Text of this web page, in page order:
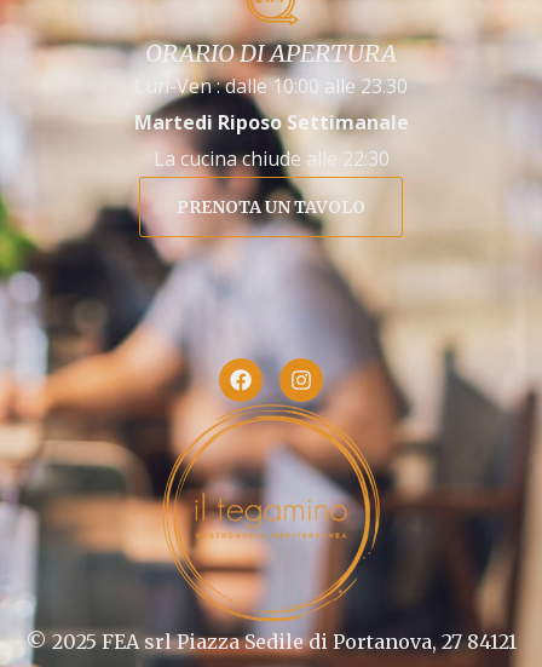
ORARIO DI APERTURA
Lun-Ven : dalle 10:00 alle 23.30
Martedi Riposo Settimanale
La cucina chiude alle 22:30
PRENOTA UN TAVOLO
© 2025 FEA srl Piazza Sedile di Portanova, 27 84121